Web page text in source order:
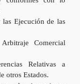
Ejecución de las
Comercial
Relativas a
otros Estados.